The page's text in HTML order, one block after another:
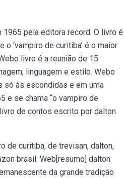
pela editora record. O livro é
‘vampiro de curitiba’ é o maior
livro é a reunião de 15
linguagem e estilo. Webo
só às escondidas e em uma
e se chama “o vampiro de
de contos escrito por dalton
de curitiba, de trevisan, dalton,
brasil. Web[resumo] dalton
da grande tradição